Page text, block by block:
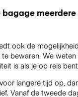
bagage
ook de
bewaren. We
is als je op reis
langere tijd op,
Vanaf de tweede